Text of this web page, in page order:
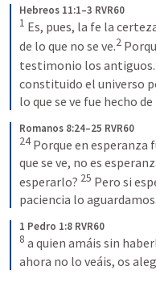
Hebreos 11:1–3 RVR60
1 Es, pues, la fe la
de lo que no se ve.2
testimonio los antiguos.
constituido el universo
lo que se ve fue hecho
Romanos 8:24–25 RVR60
24 Porque en esperanza
que se ve, no es
esperarlo? 25 Pero si
paciencia lo aguardamos.
1 Pedro 1:8 RVR60
8 a quien amáis sin
ahora no lo veáis, os